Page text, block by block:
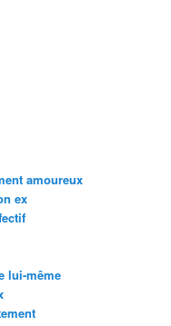
amoureux
ex
lui-même